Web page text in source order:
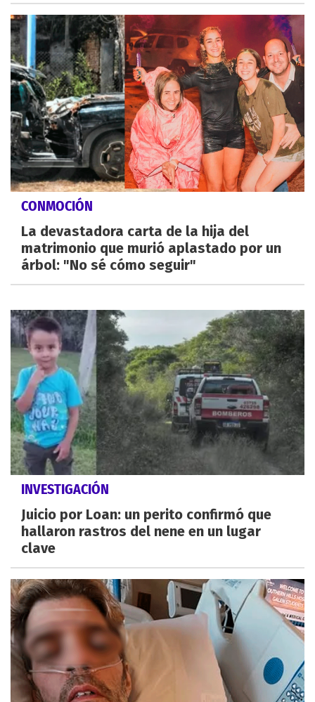
CONMOCIÓN
La devastadora carta de la hija del
matrimonio que murió aplastado por un
árbol: "No sé cómo seguir"
INVESTIGACIÓN
Juicio por Loan: un perito confirmó que
hallaron rastros del nene en un lugar
clave